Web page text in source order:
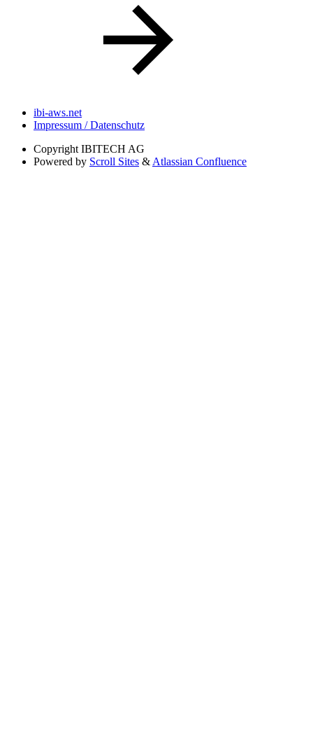
ibi-aws.net
Impressum / Datenschutz
Copyright IBITECH AG
Powered by Scroll Sites & Atlassian Confluence